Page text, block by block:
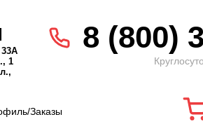
1
8 (800)
Заказы